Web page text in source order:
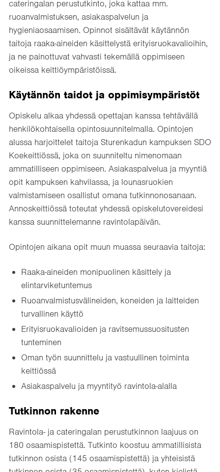
cateringalan perustutkinto, joka kattaa mm.
ruoanvalmistuksen, asiakaspalvelun ja
hygieniaosaamisen. Opinnot sisältävät käytännön
taitoja raaka-aineiden käsittelystä erityisruokavalioihin,
ja ne painottuvat vahvasti tekemällä oppimiseen
oikeissa keittiöympäristöissä.
Käytännön taidot ja oppimisympäristöt
Opiskelu alkaa yhdessä opettajan kanssa tehtävällä
henkilökohtaisella opintosuunnitelmalla. Opintojen
alussa harjoittelet taitoja Sturenkadun kampuksen SDO
Koekeittiössä, joka on suunniteltu nimenomaan
ammatilliseen oppimiseen. Asiakaspalvelua ja myyntiä
opit kampuksen kahvilassa, ja lounasruokien
valmistamiseen osallistut omana tutkinnonosanaan.
Annoskeittiössä toteutat yhdessä opiskelutovereidesi
kanssa suunnittelemanne ravintolapäivän.
Opintojen aikana opit muun muassa seuraavia taitoja:
Raaka-aineiden monipuolinen käsittely ja
elintarviketuntemus
Ruoanvalmistusvälineiden, koneiden ja laitteiden
turvallinen käyttö
Erityisruokavalioiden ja ravitsemussuositusten
tunteminen
Oman työn suunnittelu ja vastuullinen toiminta
keittiössä
Asiakaspalvelu ja myyntityö ravintola-alalla
Tutkinnon rakenne
Ravintola- ja cateringalan perustutkinnon laajuus on
180 osaamispistettä. Tutkinto koostuu ammatillisista
tutkinnon osista (145 osaamispistettä) ja yhteisistä